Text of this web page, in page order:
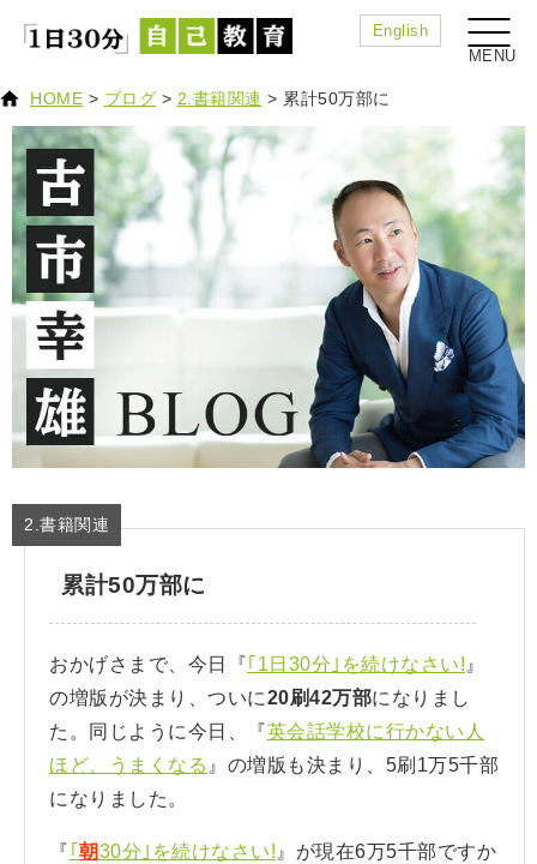
English
HOME > ブログ > 2.書籍関連 > 累計50万部に
2.書籍関連
累計50万部に
おかげさまで、今日『｢1日30分｣を続けなさい! 』
の増版が決まり、ついに20刷42万部になりまし
た。同じように今日、『英会話学校に行かない人
ほど、うまくなる 』の増版も決まり、5刷1万5千部
になりました。
『 ｢ 朝30分｣を続けなさい! 』が現在6万5千部ですか